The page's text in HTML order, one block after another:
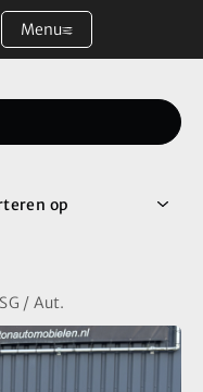
Menu
op
/ Aut.